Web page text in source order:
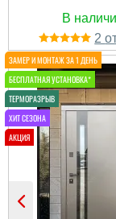
2